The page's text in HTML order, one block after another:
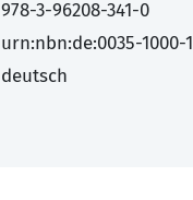
978-3-96208-341-0
urn:nbn:de:0035-1000-1
deutsch